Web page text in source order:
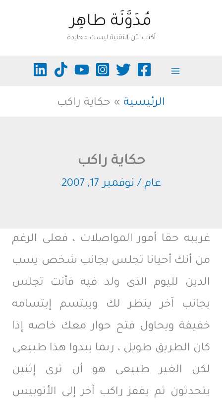
المحتوى
مُدَوَّنَة طاهِر
أكتب لأن التقنية ليست محايدة
الرئيسية حكاية راكب
حكاية راكب
عام / نوفمبر 17, 2007
غريبه حقا أمور المواصلات ، فعلى الرغم
من أنك أحيانا تجلس بجانب شخص يسب
الدين لليوم الذى ولد فيه فأنت تجلس
بجانب آخر ينظر لك ويبتسم إبتسامه
خفيفة ويحاول فتح حوار معك خاصه إذا
كان الطريق طويل ، ربما يبدوا هذا طبيعى
لكن الغير طبيعى هو أن ترى إثنين
يتحدثون ثم يقفز راكب آخر إلى الأتوبيس